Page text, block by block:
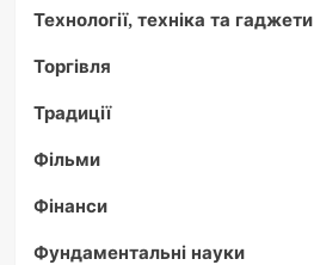
Технології, техніка та гаджети
Торгівля
Традиції
Фільми
Фінанси
Фундаментальні науки